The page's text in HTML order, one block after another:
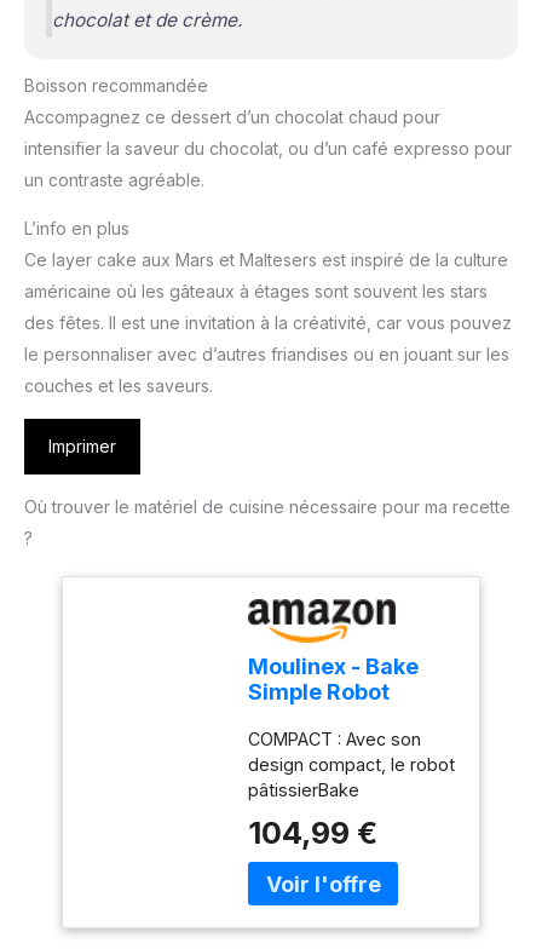
chocolat et de crème.
Boisson recommandée
Accompagnez ce dessert d’un chocolat chaud pour
intensifier la saveur du chocolat, ou d’un café expresso pour
un contraste agréable.
L’info en plus
Ce layer cake aux Mars et Maltesers est inspiré de la culture
américaine où les gâteaux à étages sont souvent les stars
des fêtes. Il est une invitation à la créativité, car vous pouvez
le personnaliser avec d’autres friandises ou en jouant sur les
couches et les saveurs.
Imprimer
Où trouver le matériel de cuisine nécessaire pour ma recette
?
Moulinex - Bake
Simple Robot
fouet, batteur et
crochet
COMPACT : Avec son
design compact, le robot
pâtissierBake
parfaitement à toutes les
cuisines - sataillen'est
pas plus grande qu'une
104,99 €